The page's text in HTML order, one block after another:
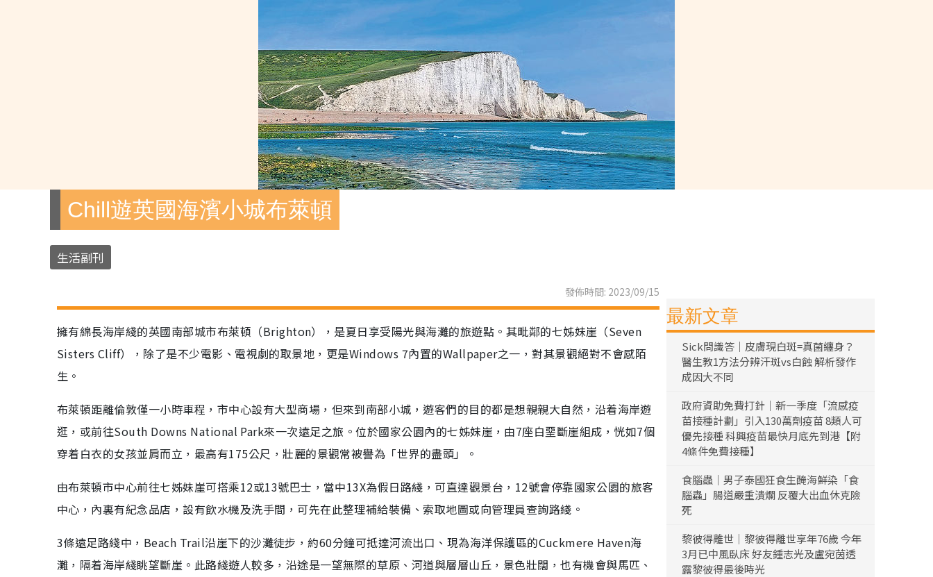
Chill遊英國海濱小城布萊頓
生活副刊
發佈時間: 2023/09/15
擁有綿長海岸綫的英國南部城市布萊頓（Brighton），是夏日享受陽光與海灘的旅遊點。其毗鄰的七姊妹崖（Seven
Sisters Cliff），除了是不少電影、電視劇的取景地，更是Windows 7內置的Wallpaper之一，對其景觀絕對不會感陌
生。
布萊頓距離倫敦僅一小時車程，市中心設有大型商場，但來到南部小城，遊客們的目的都是想親親大自然，沿着海岸遊
逛，或前往South Downs National Park來一次遠足之旅。位於國家公園內的七姊妹崖，由7座白堊斷崖組成，恍如7個
穿着白衣的女孩並肩而立，最高有175公尺，壯麗的景觀常被譽為「世界的盡頭」。
由布萊頓市中心前往七姊妹崖可搭乘12或13號巴士，當中13X為假日路綫，可直達觀景台，12號會停靠國家公園的旅客
中心，內裏有紀念品店，設有飲水機及洗手間，可先在此整理補給裝備、索取地圖或向管理員查詢路綫。
3條遠足路綫中，Beach Trail沿崖下的沙灘徒步，約60分鐘可抵達河流出口、現為海洋保護區的Cuckmere Haven海
灘，隔着海岸綫眺望斷崖。此路綫遊人較多，沿途是一望無際的草原、河道與層層山丘，景色壯闊，也有機會與馬匹、
最新文章
Sick問識答｜皮膚現白斑=真菌纏身？
醫生教1方法分辨汗斑vs白蝕 解析發作
成因大不同
政府資助免費打針｜新一季度「流感疫
苗接種計劃」引入130萬劑疫苗 8類人可
優先接種 科興疫苗最快月底先到港【附
4條件免費接種】
食腦蟲｜男子泰國狂食生醃海鮮染「食
腦蟲」腸道嚴重潰爛 反覆大出血休克險
死
黎彼得離世｜黎彼得離世享年76歲 今年
3月已中風臥床 好友鍾志光及盧宛茵透
露黎彼得最後時光